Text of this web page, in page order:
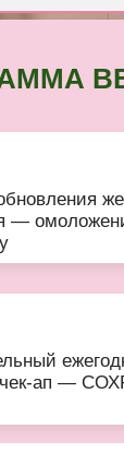
—
чек-ап —